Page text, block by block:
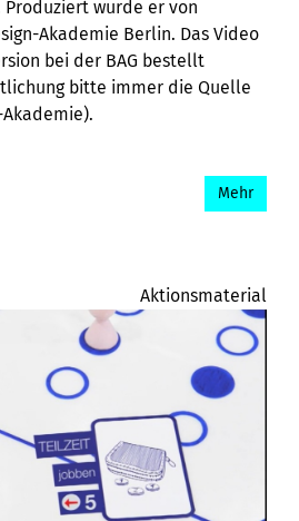
wurde er von
Akademie Berlin. Das Video
bei der BAG bestellt
bitte immer die Quelle
Mehr
Aktionsmaterial